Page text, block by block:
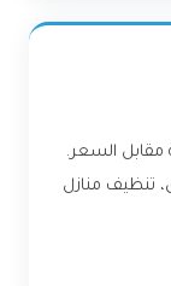
مقابل السعر.
تنظيف منازل